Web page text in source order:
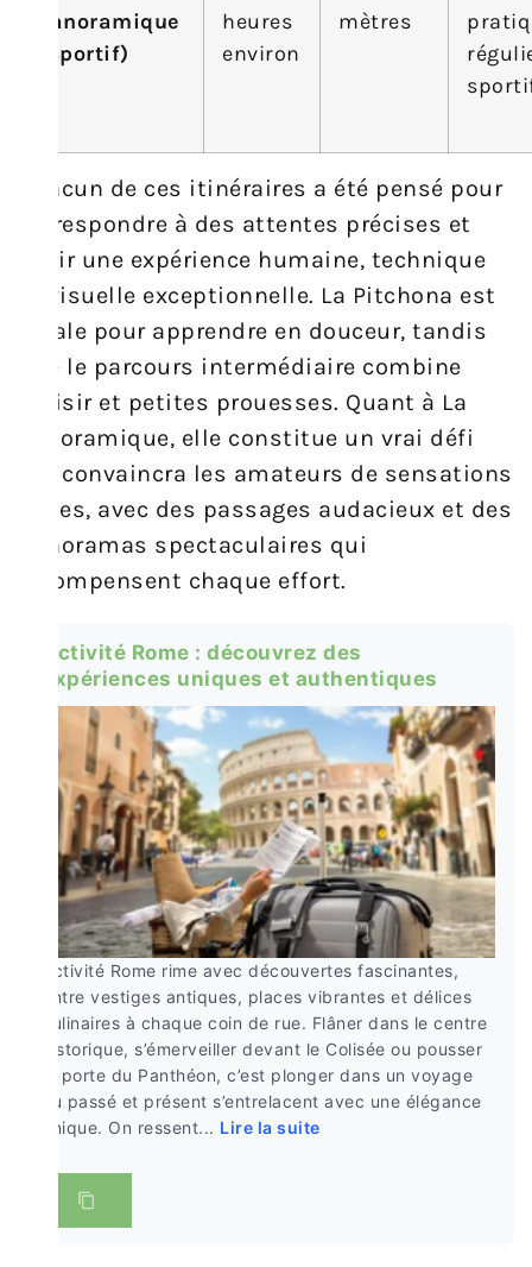
Panoramique
(Sportif)
heures
environ
mètres
Chacun de ces itinéraires a été pensé pour
correspondre à des attentes précises et
offrir une expérience humaine, technique
et visuelle exceptionnelle. La Pitchona est
idéale pour apprendre en douceur, tandis
que le parcours intermédiaire combine
plaisir et petites prouesses. Quant à La
Panoramique, elle constitue un vrai défi
qui convaincra les amateurs de sensations
fortes, avec des passages audacieux et des
panoramas spectaculaires qui
récompensent chaque effort.
Activité Rome : découvrez des
expériences uniques et authentiques
Activité Rome rime avec découvertes fascinantes,
entre vestiges antiques, places vibrantes et délices
culinaires à chaque coin de rue. Flâner dans le centre
historique, s’émerveiller devant le Colisée ou pousser
la porte du Panthéon, c’est plonger dans un voyage
où passé et présent s’entrelacent avec une élégance
unique. On ressent... Lire la suite